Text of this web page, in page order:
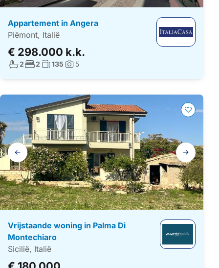
Appartement in Angera
Piëmont, Italië
€ 298.000 k.k.
Aantal badkamers:
2Aantal slaapkamers:
2 Woonoppervlakte:
135 Foto's:
5
Galerij
navigatie
Vrijstaande woning in Palma Di
Montechiaro
Sicilië, Italië